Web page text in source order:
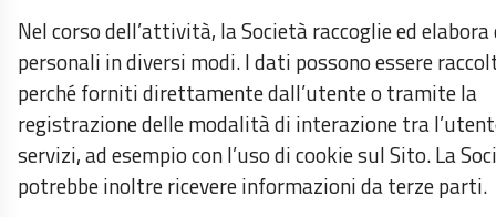
Nel corso dell’attività, la Società raccoglie ed
personali in diversi modi. I dati possono essere
perché forniti direttamente dall’utente o tramite la
registrazione delle modalità di interazione tra
servizi, ad esempio con l’uso di cookie sul Sito. La
potrebbe inoltre ricevere informazioni da terze parti.